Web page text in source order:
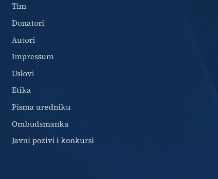
Tim
Donatori
Autori
Impressum
Uslovi
Etika
Pisma uredniku
Ombudsmanka
Javni pozivi i konkursi